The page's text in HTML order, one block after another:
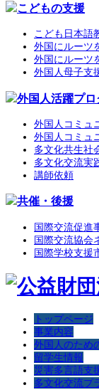
こどもの支援
こども日本語
外国にルーツ
外国にルーツ
外国人母子支
外国人活躍プロ
外国人コミュ
外国人コミュ
多文化共生社
多文化交流実
講師依頼
共催・後援
国際交流促進
国際交流協会
国際学校支援
トップページ
事業内容
外国人のため
留学生情報
災害多言語支
多文化交流プ